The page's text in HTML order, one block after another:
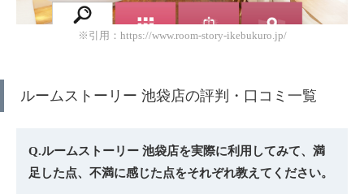
※引用：https://www.room-story-ikebukuro.jp/
ルームストーリー 池袋店の評判・口コミ一覧
Q.ルームストーリー 池袋店を実際に利用してみて、満
足した点、不満に感じた点をそれぞれ教えてください。